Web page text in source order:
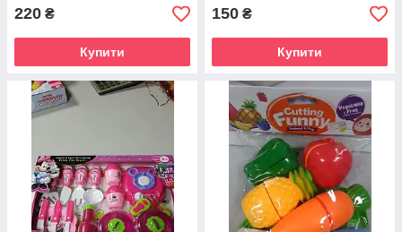
220 ₴
Купити
150 ₴
Купити